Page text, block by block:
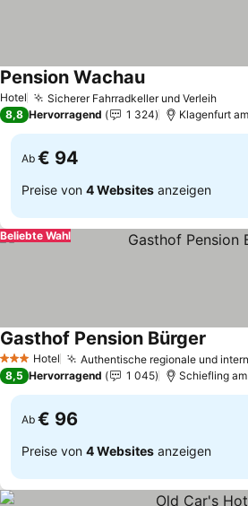
Hotel Sicherer Fahrradkeller und Verleih
Pension Wachau
8,8 Hervorragend 1 324
Ab € 94
Preise von 4 Websites anzeigen
Beliebte Wahl
3 SterneHotel Authentische regionale und
Gasthof Pension Bürger
8,5 Hervorragend 1 045
Ab € 96
Preise von 4 Websites anzeigen